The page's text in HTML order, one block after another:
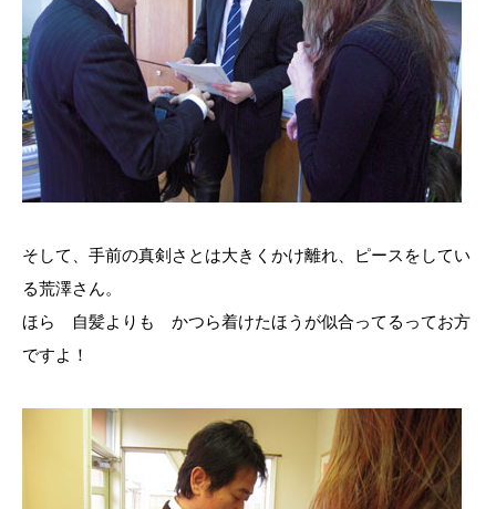
そして、手前の真剣さとは大きくかけ離れ、ピースをしてい
る荒澤さん。
ほら 自髪よりも かつら着けたほうが似合ってるってお方
ですよ！